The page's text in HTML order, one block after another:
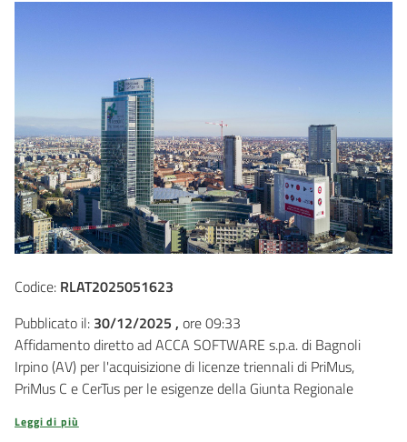
Codice: RLAT2025051623
Pubblicato il: 30/12/2025 , ore 09:33
Affidamento diretto ad ACCA SOFTWARE s.p.a. di Bagnoli
Irpino (AV) per l'acquisizione di licenze triennali di PriMus,
PriMus C e CerTus per le esigenze della Giunta Regionale
Leggi di più